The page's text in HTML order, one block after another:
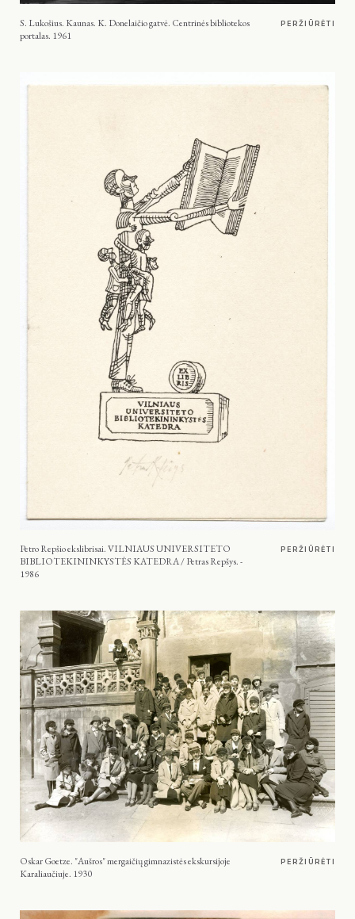
S. Lukošius. Kaunas. K. Donelaičio gatvė. Centrinės bibliotekos
portalas. 1961
PERŽIŪRĖTI
Petro Repšio ekslibrisai. VILNIAUS UNIVERSITETO
BIBLIOTEKININKYSTĖS KATEDRA / Petras Repšys. -
1986
PERŽIŪRĖTI
Oskar Goetze. "Aušros" mergaičių gimnazistės ekskursijoje
Karaliaučiuje. 1930
PERŽIŪRĖTI